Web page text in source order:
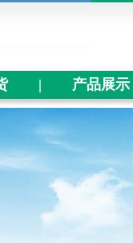
| 产品展示